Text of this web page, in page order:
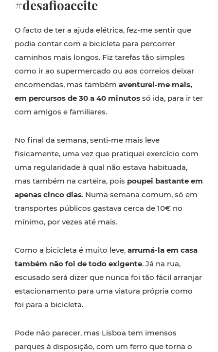
#desafioaceite
O facto de ter a ajuda elétrica, fez-me sentir que
podia contar com a bicicleta para percorrer
caminhos mais longos. Fiz tarefas tão simples
como ir ao supermercado ou aos correios deixar
encomendas, mas também aventurei-me mais,
em percursos de 30 a 40 minutos só ida, para ir ter
com amigos e familiares.
No final da semana, senti-me mais leve
fisicamente, uma vez que pratiquei exercício com
uma regularidade à qual não estava habituada,
mas também na carteira, pois poupei bastante em
apenas cinco dias. Numa semana comum, só em
transportes públicos gastava cerca de 10€ no
mínimo, por vezes até mais.
Como a bicicleta é muito leve, arrumá-la em casa
também não foi de todo exigente. Já na rua,
escusado será dizer que nunca foi tão fácil arranjar
estacionamento para uma viatura própria como
foi para a bicicleta.
Pode não parecer, mas Lisboa tem imensos
parques à disposição, com um ferro que torna o